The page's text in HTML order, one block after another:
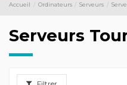
Accueil Ordinateurs Serveurs
Serveurs